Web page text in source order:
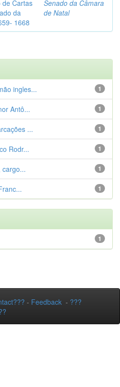
de Cartas
da
1668
Senado da Câmara
de Natal
1
ingles...
1
Antô...
1
...
1
Rodr...
1
cargo...
1
1
- Feedback - ???